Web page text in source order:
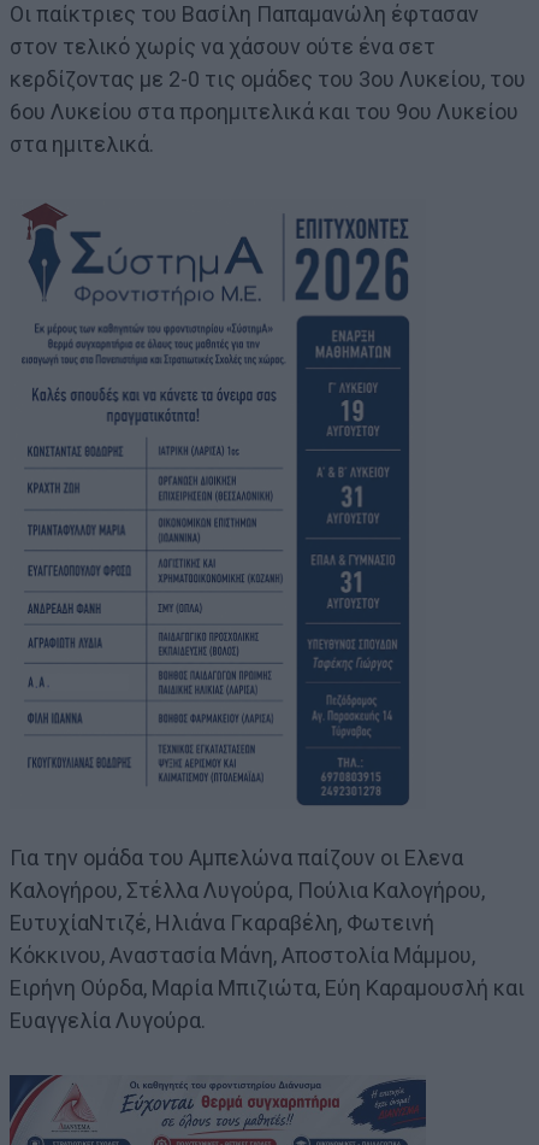
Οι παίκτριες του Βασίλη Παπαμανώλη έφτασαν
στον τελικό χωρίς να χάσουν ούτε ένα σετ
κερδίζοντας με 2-0 τις ομάδες του 3ου Λυκείου, του
6ου Λυκείου στα προημιτελικά και του 9ου Λυκείου
στα ημιτελικά.
Για την ομάδα του Αμπελώνα παίζουν οι Ελενα
Καλογήρου, Στέλλα Λυγούρα, Πούλια Καλογήρου,
ΕυτυχίαΝτιζέ, Ηλιάνα Γκαραβέλη, Φωτεινή
Κόκκινου, Αναστασία Μάνη, Αποστολία Μάμμου,
Ειρήνη Ούρδα, Μαρία Μπιζιώτα, Εύη Καραμουσλή και
Ευαγγελία Λυγούρα.